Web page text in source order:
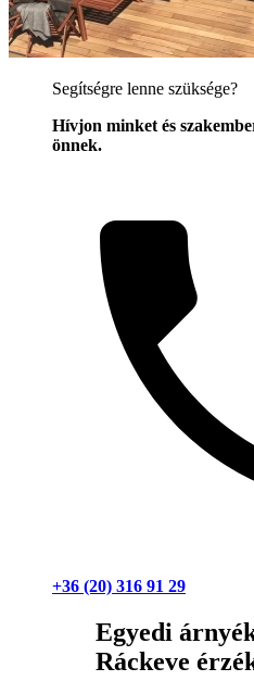
Segítségre lenne szüksége?
Hívjon minket és
önnek.
+36 (20) 316 91 29
Egyedi
Ráckeve